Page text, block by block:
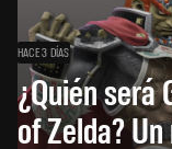
HACE 3 DÍAS
¿Quién será
of Zelda?